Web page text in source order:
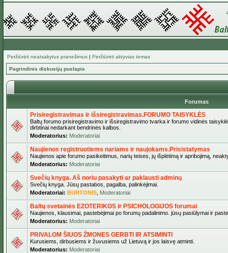
Peržiūrėti neatsakytus pranešimus | Peržiūrėti aktyvias temas
Pagrindinis diskusijų puslapis
Forumas
Prisiregistravimas ir išsiregistravimas.FORUMO TAISYKLĖS
Baltų forumo prisiregistravimo ir išsiregistravimo tvarka ir forumo vidinės
dirbtinai nedarkant bendrinės kalbos.
Moderatorius: Moderatoriai
Naujienos registruotiems nariams ir naujokams.Prisistatymas
Naujienos apie forumo pasikeitimus, narių teises, jų išplėtimą ir apribojimą,
Moderatorius: Moderatoriai
Svečių knyga. Aš noriu pasakyti ar paklausti adminų
Svečių knyga. Jūsų pastabos, pagalba, palinkėjimai.
Moderatoriai: BURTONIS Moderatoriai
Baltų svetainės EZOTERIKOS ir PSICHOLOGIJOS forumai
Naujienos, klausimai, pastebėjimai po forumų padalinimo. jūsų pasiūlymai ir
Moderatorius: Moderatoriai
PRIVALOM ŠIUOS ŽMONES GERBTI IR ATSIMINTI
Kurusiems, dirbusiems ir žuvusiems už Lietuvą ir jos laisvę atminti.
Moderatorius: Moderatoriai